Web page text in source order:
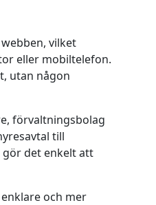
vilket
eller mobiltelefon.
utan någon
förvaltningsbolag
till
det enkelt att
och mer